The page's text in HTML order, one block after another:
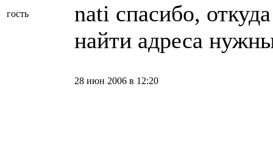
гость
nati спасибо,
найти адреса
28 июн 2006 в 12:20